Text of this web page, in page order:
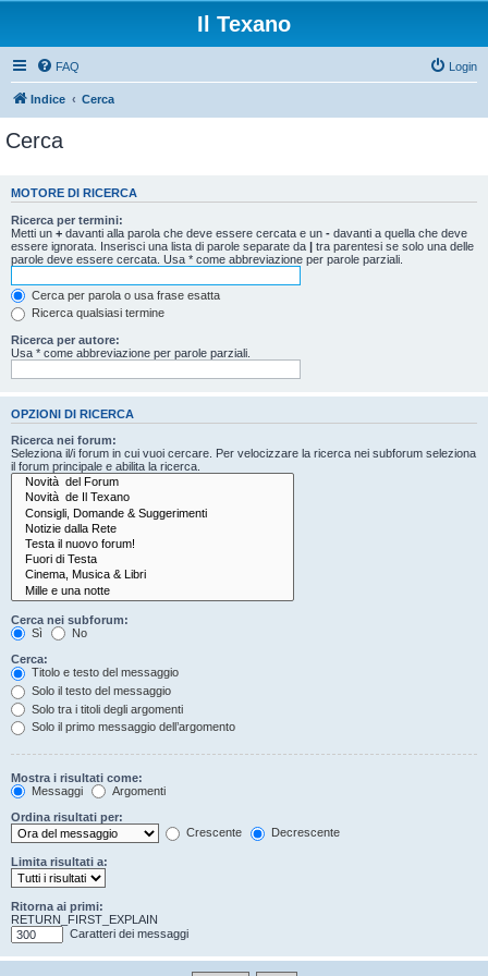
Il Texano
FAQ Login
Indice Cerca
Cerca
MOTORE DI RICERCA
Ricerca per termini:
Metti un + davanti alla parola che deve essere cercata e un - davanti a quella che deve
essere ignorata. Inserisci una lista di parole separate da | tra parentesi se solo una delle
parole deve essere cercata. Usa * come abbreviazione per parole parziali.
Cerca per parola o usa frase esatta
Ricerca qualsiasi termine
Ricerca per autore:
Usa * come abbreviazione per parole parziali.
OPZIONI DI RICERCA
Ricerca nei forum:
Seleziona il/i forum in cui vuoi cercare. Per velocizzare la ricerca nei subforum seleziona
il forum principale e abilita la ricerca.
Cerca nei subforum:
Sì
No
Cerca:
Titolo e testo del messaggio
Solo il testo del messaggio
Solo tra i titoli degli argomenti
Solo il primo messaggio dell’argomento
Mostra i risultati come:
Messaggi
Argomenti
Ordina risultati per:
Crescente
Decrescente
Limita risultati a:
Ritorna ai primi:
RETURN_FIRST_EXPLAIN
Caratteri dei messaggi